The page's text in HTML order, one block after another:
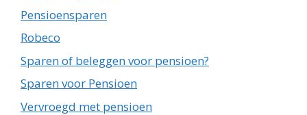
Pensioensparen
Robeco
Sparen of beleggen voor pensioen?
Sparen voor Pensioen
Vervroegd met pensioen